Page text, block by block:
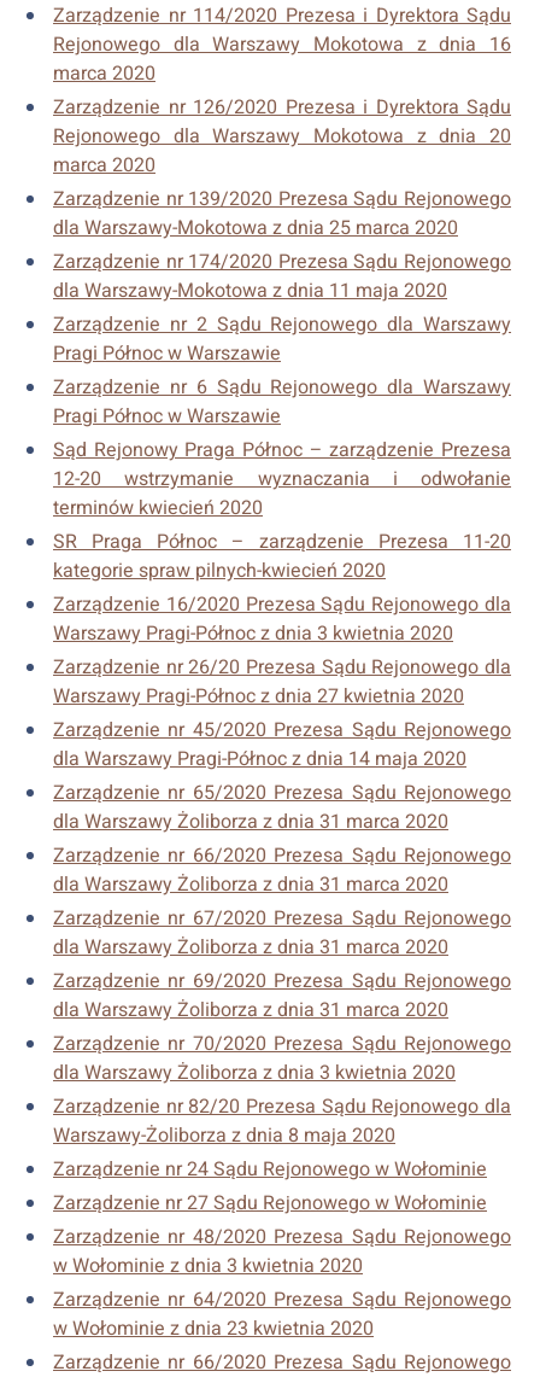
Zarządzenie nr 114/2020 Prezesa i Dyrektora Sądu
Rejonowego dla Warszawy Mokotowa z dnia 16
marca 2020
Zarządzenie nr 126/2020 Prezesa i Dyrektora Sądu
Rejonowego dla Warszawy Mokotowa z dnia 20
marca 2020
Zarządzenie nr 139/2020 Prezesa Sądu Rejonowego
dla Warszawy-Mokotowa z dnia 25 marca 2020
Zarządzenie nr 174/2020 Prezesa Sądu Rejonowego
dla Warszawy-Mokotowa z dnia 11 maja 2020
Zarządzenie nr 2 Sądu Rejonowego dla Warszawy
Pragi Północ w Warszawie
Zarządzenie nr 6 Sądu Rejonowego dla Warszawy
Pragi Północ w Warszawie
Sąd Rejonowy Praga Północ – zarządzenie Prezesa
12-20 wstrzymanie wyznaczania i odwołanie
terminów kwiecień 2020
SR Praga Północ – zarządzenie Prezesa 11-20
kategorie spraw pilnych-kwiecień 2020
Zarządzenie 16/2020 Prezesa Sądu Rejonowego dla
Warszawy Pragi-Północ z dnia 3 kwietnia 2020
Zarządzenie nr 26/20 Prezesa Sądu Rejonowego dla
Warszawy Pragi-Północ z dnia 27 kwietnia 2020
Zarządzenie nr 45/2020 Prezesa Sądu Rejonowego
dla Warszawy Pragi-Północ z dnia 14 maja 2020
Zarządzenie nr 65/2020 Prezesa Sądu Rejonowego
dla Warszawy Żoliborza z dnia 31 marca 2020
Zarządzenie nr 66/2020 Prezesa Sądu Rejonowego
dla Warszawy Żoliborza z dnia 31 marca 2020
Zarządzenie nr 67/2020 Prezesa Sądu Rejonowego
dla Warszawy Żoliborza z dnia 31 marca 2020
Zarządzenie nr 69/2020 Prezesa Sądu Rejonowego
dla Warszawy Żoliborza z dnia 31 marca 2020
Zarządzenie nr 70/2020 Prezesa Sądu Rejonowego
dla Warszawy Żoliborza z dnia 3 kwietnia 2020
Zarządzenie nr 82/20 Prezesa Sądu Rejonowego dla
Warszawy-Żoliborza z dnia 8 maja 2020
Zarządzenie nr 24 Sądu Rejonowego w Wołominie
Zarządzenie nr 27 Sądu Rejonowego w Wołominie
Zarządzenie nr 48/2020 Prezesa Sądu Rejonowego
w Wołominie z dnia 3 kwietnia 2020
Zarządzenie nr 64/2020 Prezesa Sądu Rejonowego
w Wołominie z dnia 23 kwietnia 2020
Zarządzenie nr 66/2020 Prezesa Sądu Rejonowego